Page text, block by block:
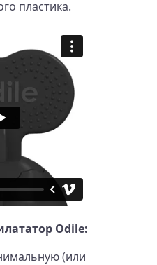
пластика.
Odile:
(или